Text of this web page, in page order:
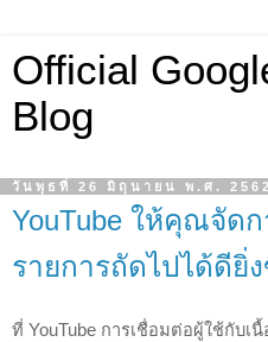
Official
Blog
วันพุธที่ 26 มิถุนายน พ.ศ. 2562
YouTube ให้คุณจัด
รายการถัดไปได้ดียิ่
ที่ YouTube การเชื่อมต่อผู้ใช้กับ